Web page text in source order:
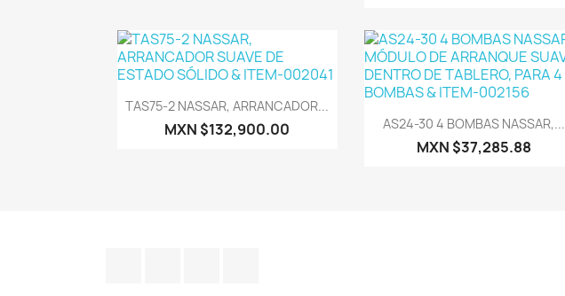
Vista rápida
TAS75-2 NASSAR, ARRANCADOR...
MXN $132,900.00  Vista rápida
AS24-30 4 BOMBAS NASSAR,...
MXN $37,285.88